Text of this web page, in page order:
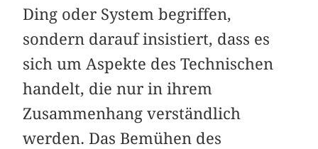
Ding oder System begriffen,
sondern darauf insistiert, dass es
sich um Aspekte des Technischen
handelt, die nur in ihrem
Zusammenhang verständlich
werden. Das Bemühen des